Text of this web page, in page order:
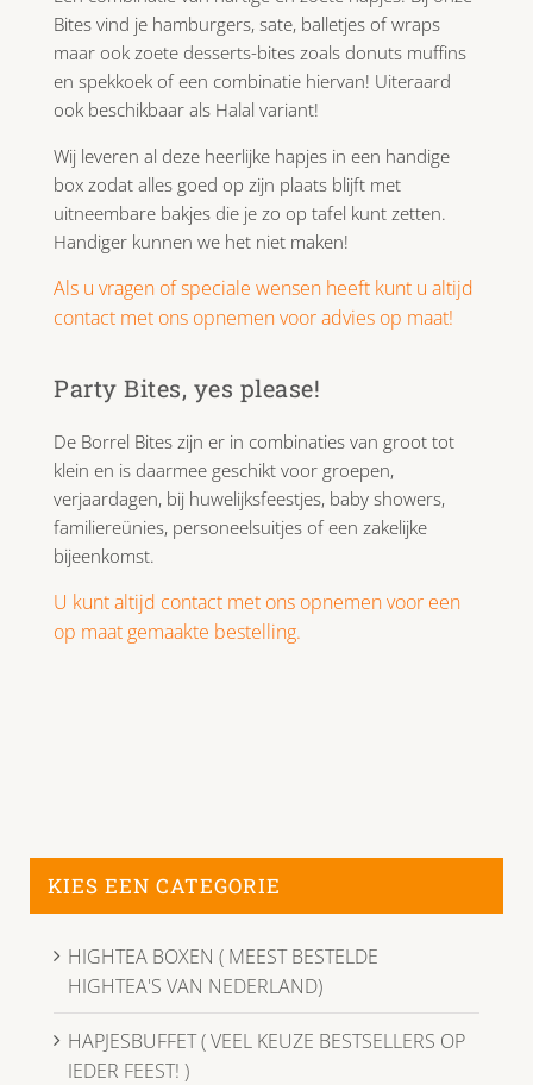
Bites vind je hamburgers, sate, balletjes of wraps
maar ook zoete desserts-bites zoals donuts muffins
en spekkoek of een combinatie hiervan! Uiteraard
ook beschikbaar als Halal variant!
Wij leveren al deze heerlijke hapjes in een handige
box zodat alles goed op zijn plaats blijft met
uitneembare bakjes die je zo op tafel kunt zetten.
Handiger kunnen we het niet maken!
Als u vragen of speciale wensen heeft kunt u altijd
contact met ons opnemen voor advies op maat!
Party Bites, yes please!
De Borrel Bites zijn er in combinaties van groot tot
klein en is daarmee geschikt voor groepen,
verjaardagen, bij huwelijksfeestjes, baby showers,
familiereünies, personeelsuitjes of een zakelijke
bijeenkomst.
U kunt altijd contact met ons opnemen voor een
op maat gemaakte bestelling.
KIES EEN CATEGORIE
HIGHTEA BOXEN ( MEEST BESTELDE
HIGHTEA'S VAN NEDERLAND)
HAPJESBUFFET ( VEEL KEUZE BESTSELLERS OP
IEDER FEEST! )